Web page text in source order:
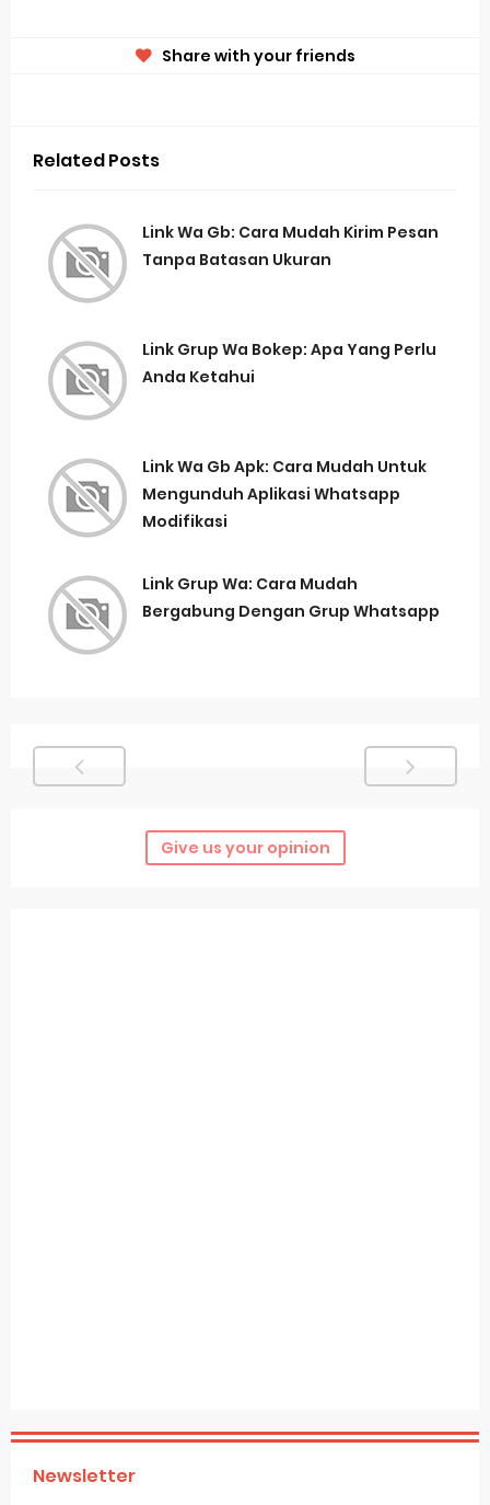
Share with your friends
Related Posts
Link Wa Gb: Cara Mudah Kirim Pesan
Tanpa Batasan Ukuran
Link Grup Wa Bokep: Apa Yang Perlu
Anda Ketahui
Link Wa Gb Apk: Cara Mudah Untuk
Mengunduh Aplikasi Whatsapp
Modifikasi
Link Grup Wa: Cara Mudah
Bergabung Dengan Grup Whatsapp
Give us your opinion
Newsletter